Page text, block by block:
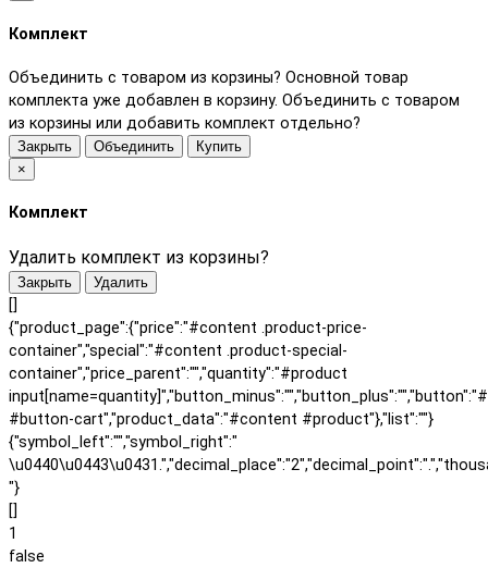
Комплект
Объединить с товаром из корзины? Основной товар
комплекта уже добавлен в корзину. Объединить с товаром
из корзины или добавить комплект отдельно?
Закрыть Объединить
Купить
×
Комплект
Удалить комплект из корзины?
Закрыть Удалить
[]
{"product_page":{"price":"#content .product-price-
container","special":"#content .product-special-
container","price_parent":"","quantity":"#product
#button-cart","product_data":"#content #product"},"list":""}
{"symbol_left":"","symbol_right":"
"}
[]
1
false